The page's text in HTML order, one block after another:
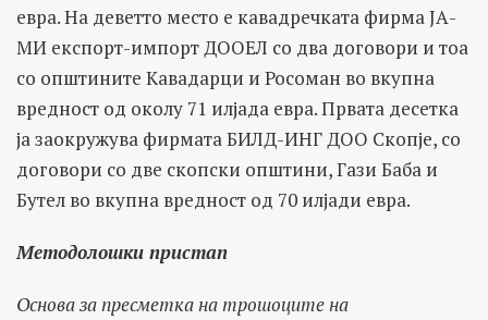
евра. На деветто место е кавадречката фирма ЈА-
МИ експорт-импорт ДООЕЛ со два договори и тоа
со општините Кавадарци и Росоман во вкупна
вредност од околу 71 илјада евра. Првата десетка
ја заокружува фирмата БИЛД-ИНГ ДОО Скопје, со
договори со две скопски општини, Гази Баба и
Бутел во вкупна вредност од 70 илјади евра.
Методолошки пристап
Основа за пресметка на трошоците на